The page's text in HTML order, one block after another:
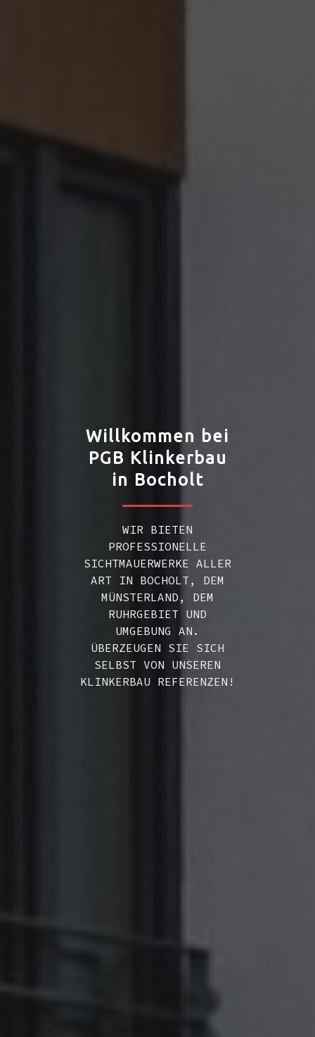
Willkommen bei
PGB Klinkerbau
in Bocholt
WIR BIETEN
PROFESSIONELLE
SICHTMAUERWERKE ALLER
ART IN BOCHOLT, DEM
MÜNSTERLAND, DEM
RUHRGEBIET UND
UMGEBUNG AN.
ÜBERZEUGEN SIE SICH
SELBST VON UNSEREN
KLINKERBAU REFERENZEN!